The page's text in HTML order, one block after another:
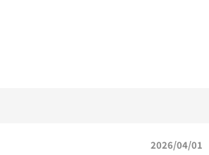
2026/04/01